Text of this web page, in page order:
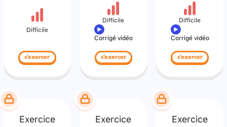
Difficile
s'exercer
Difficile
Corrigé vidéo
s'exercer
Difficile
Corrigé vidéo
s'exercer
Exercice Exercice Exercice